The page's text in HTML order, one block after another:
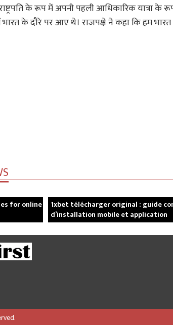
के रूप में अपनी पहली आधिकारिक यात्रा के
के दौरे पर आए थे। राजपक्षे ने कहा कि हम
for online
1xbet télécharger original : guide
d’installation mobile et application